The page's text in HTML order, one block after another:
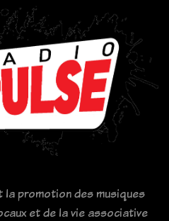
la promotion des musiques
et de la vie associative